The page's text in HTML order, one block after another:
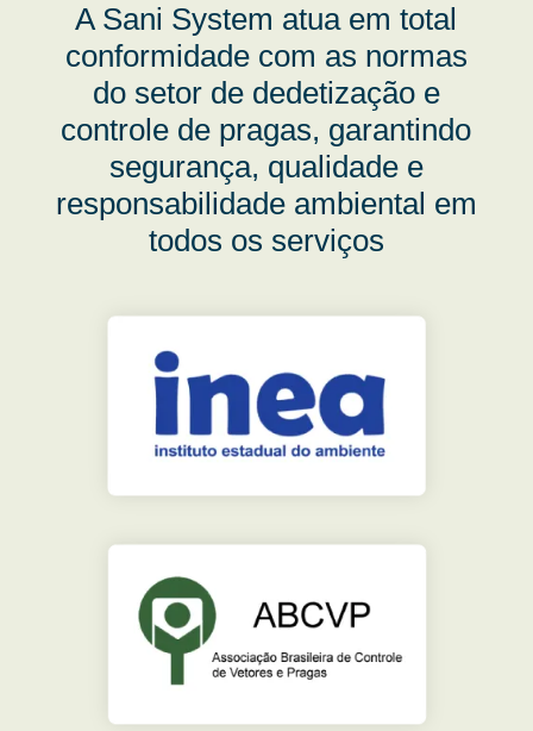
A Sani System atua em total
conformidade com as normas
do setor de dedetização e
controle de pragas, garantindo
segurança, qualidade e
responsabilidade ambiental em
todos os serviços